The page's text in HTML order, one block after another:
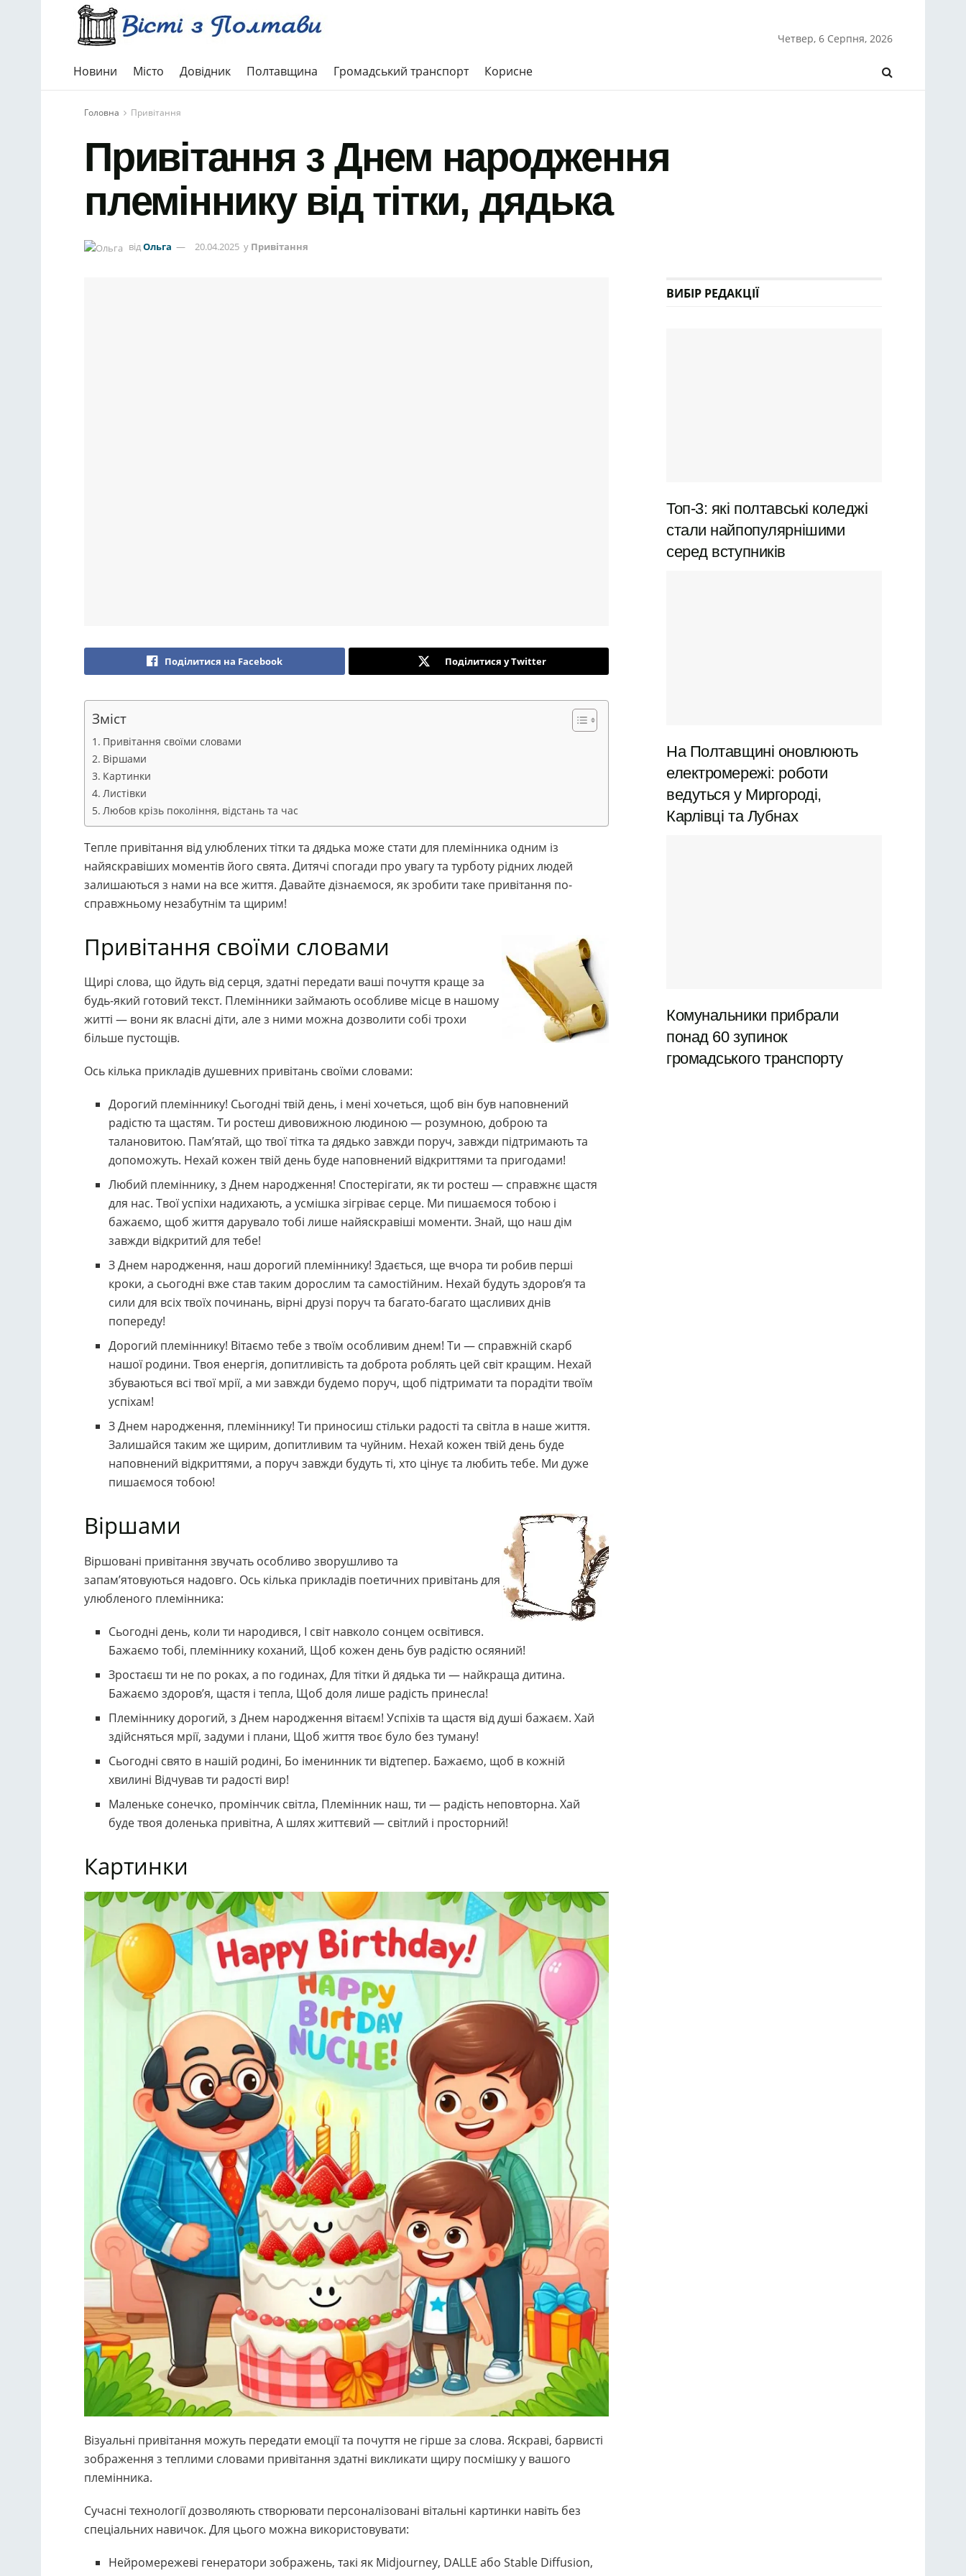
Четвер, 6 Серпня, 2026
Новини Місто Довідник Полтавщина Громадський транспорт Корисне
Головна Привітання
Привітання з Днем народження
племіннику від тітки, дядька
відОльга 20.04.2025 у Привітання
Поділитися на Facebook Поділитися у Twitter
Зміст
Привітання своїми словами
Віршами
Картинки
Листівки
Любов крізь покоління, відстань та час
Тепле привітання від улюблених тітки та дядька може стати для племінника одним із
найяскравіших моментів його свята. Дитячі спогади про увагу та турботу рідних людей
залишаються з нами на все життя. Давайте дізнаємося, як зробити таке привітання по-
справжньому незабутнім та щирим!
Привітання своїми словами
Щирі слова, що йдуть від серця, здатні передати ваші почуття краще за
будь-який готовий текст. Племінники займають особливе місце в нашому
житті — вони як власні діти, але з ними можна дозволити собі трохи
більше пустощів.
Ось кілька прикладів душевних привітань своїми словами:
Дорогий племіннику! Сьогодні твій день, і мені хочеться, щоб він був наповнений
радістю та щастям. Ти ростеш дивовижною людиною — розумною, доброю та
талановитою. Пам’ятай, що твої тітка та дядько завжди поруч, завжди підтримають та
допоможуть. Нехай кожен твій день буде наповнений відкриттями та пригодами!
Любий племіннику, з Днем народження! Спостерігати, як ти ростеш — справжнє щастя
для нас. Твої успіхи надихають, а усмішка зігріває серце. Ми пишаємося тобою і
бажаємо, щоб життя дарувало тобі лише найяскравіші моменти. Знай, що наш дім
завжди відкритий для тебе!
З Днем народження, наш дорогий племіннику! Здається, ще вчора ти робив перші
кроки, а сьогодні вже став таким дорослим та самостійним. Нехай будуть здоров’я та
сили для всіх твоїх починань, вірні друзі поруч та багато-багато щасливих днів
попереду!
Дорогий племіннику! Вітаємо тебе з твоїм особливим днем! Ти — справжній скарб
нашої родини. Твоя енергія, допитливість та доброта роблять цей світ кращим. Нехай
збуваються всі твої мрії, а ми завжди будемо поруч, щоб підтримати та порадіти твоїм
успіхам!
З Днем народження, племіннику! Ти приносиш стільки радості та світла в наше життя.
Залишайся таким же щирим, допитливим та чуйним. Нехай кожен твій день буде
наповнений відкриттями, а поруч завжди будуть ті, хто цінує та любить тебе. Ми дуже
пишаємося тобою!
Віршами
Віршовані привітання звучать особливо зворушливо та
запам’ятовуються надовго. Ось кілька прикладів поетичних привітань для
улюбленого племінника:
Сьогодні день, коли ти народився, І світ навколо сонцем освітився.
Бажаємо тобі, племіннику коханий, Щоб кожен день був радістю осяяний!
Зростаєш ти не по роках, а по годинах, Для тітки й дядька ти — найкраща дитина.
Бажаємо здоров’я, щастя і тепла, Щоб доля лише радість принесла!
Племіннику дорогий, з Днем народження вітаєм! Успіхів та щастя від душі бажаєм. Хай
здійсняться мрії, задуми і плани, Щоб життя твоє було без туману!
Сьогодні свято в нашій родині, Бо іменинник ти відтепер. Бажаємо, щоб в кожній
хвилині Відчував ти радості вир!
Маленьке сонечко, промінчик світла, Племінник наш, ти — радість неповторна. Хай
буде твоя доленька привітна, А шлях життєвий — світлий і просторний!
Картинки
Візуальні привітання можуть передати емоції та почуття не гірше за слова. Яскраві, барвисті
зображення з теплими словами привітання здатні викликати щиру посмішку у вашого
племінника.
Сучасні технології дозволяють створювати персоналізовані вітальні картинки навіть без
спеціальних навичок. Для цього можна використовувати:
Нейромережеві генератори зображень, такі як Midjourney, DALLE або Stable Diffusion,
ВИБІР РЕДАКЦІЇ
Топ-3: які полтавські коледжі
стали найпопулярнішими
серед вступників
На Полтавщині оновлюють
електромережі: роботи
ведуться у Миргороді,
Карлівці та Лубнах
Комунальники прибрали
понад 60 зупинок
громадського транспорту